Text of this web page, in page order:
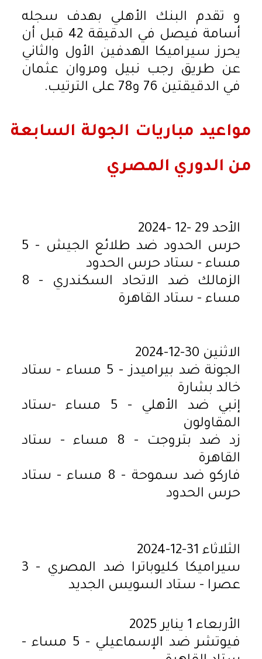
و تقدم البنك الأهلي بهدف سجله
أسامة فيصل في الدقيقة 42 قبل أن
يحرز سيراميكا الهدفين الأول والثاني
عن طريق رجب نبيل ومروان عثمان
في الدقيقتين 76 و78 على الترتيب.
مواعيد مباريات الجولة السابعة
من الدوري المصري
الأحد 29 -12 -2024
حرس الحدود ضد طلائع الجيش - 5
مساء - ستاد حرس الحدود
الزمالك ضد الاتحاد السكندري - 8
مساء - ستاد القاهرة
الاثنين 30-12-2024
الجونة ضد بيراميدز - 5 مساء - ستاد
خالد بشارة
إنبي ضد الأهلي - 5 مساء -ستاد
المقاولون
زد ضد بتروجت - 8 مساء - ستاد
القاهرة
فاركو ضد سموحة - 8 مساء - ستاد
حرس الحدود
الثلاثاء 31-12-2024
سيراميكا كليوباترا ضد المصري - 3
عصرا - ستاد السويس الجديد
الأربعاء 1 يناير 2025
فيوتشر ضد الإسماعيلي - 5 مساء -